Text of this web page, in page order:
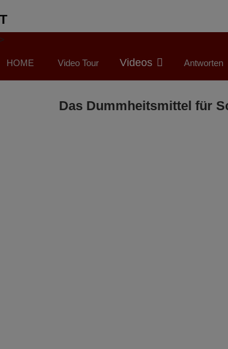
HOME Video Tour Videos Antworten
Das Dummheitsmittel für